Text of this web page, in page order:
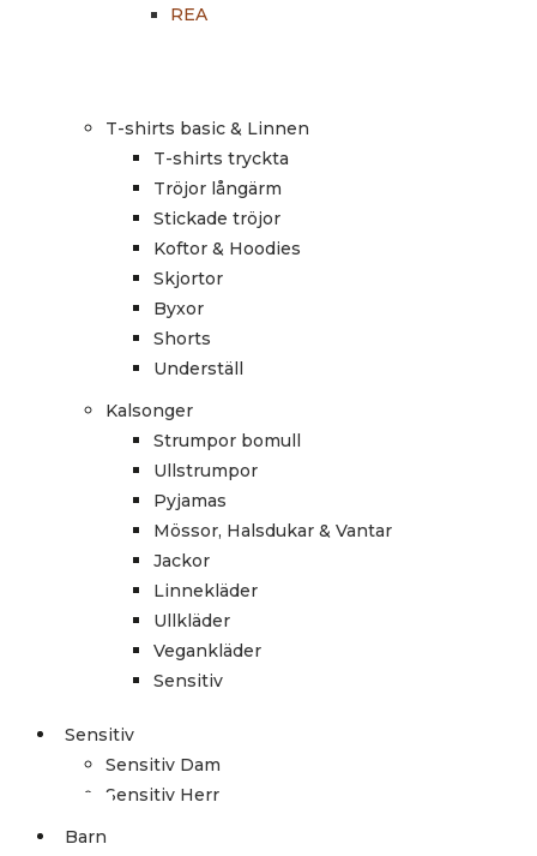
REA
T-shirts basic & Linnen
T-shirts tryckta
Tröjor långärm
Stickade tröjor
Koftor & Hoodies
Skjortor
Byxor
Shorts
Underställ
Kalsonger
Strumpor bomull
Ullstrumpor
Pyjamas
Mössor, Halsdukar & Vantar
Jackor
Linnekläder
Ullkläder
Vegankläder
Sensitiv
Sensitiv
Sensitiv Dam
Sensitiv Herr
Barn